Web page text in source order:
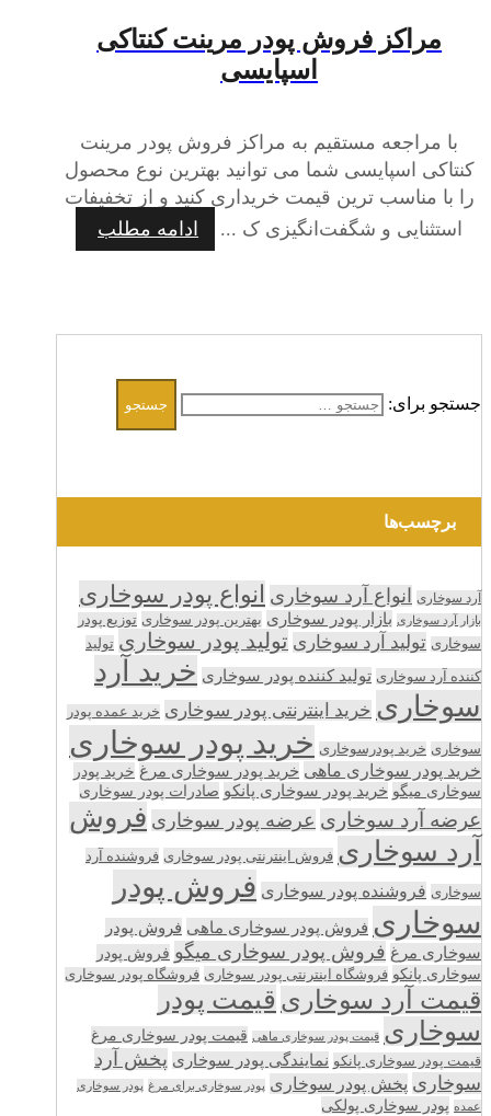
مراکز فروش پودر مرینت کنتاکی
اسپایسی
با مراجعه مستقیم به مراکز فروش پودر مرینت
کنتاکی اسپایسی شما می توانید بهترین نوع محصول
را با مناسب ترین قیمت خریداری کنید و از تخفیفات
استثنایی و شگفت‌انگیزی ک ...
ادامه مطلب
جستجو برای:
برچسب‌ها
آرد سوخاری انواع آرد سوخاری انواع پودر سوخاری
بازار آرد سوخاری بازار پودر سوخاری بهترین پودر سوخاری توزیع پودر
سوخاری تولید آرد سوخاری تولید پودر سوخاری تولید
کننده آرد سوخاری تولید کننده پودر سوخاری خرید آرد
سوخاری خرید اینترنتی پودر سوخاری خرید عمده پودر
سوخاری خرید پودرسوخاری خرید پودر سوخاری
خرید پودر سوخاری ماهی خرید پودر سوخاری مرغ خرید پودر
سوخاری میگو خرید پودر سوخاری پانکو صادرات پودر سوخاری
عرضه آرد سوخاری عرضه پودر سوخاری فروش
آرد سوخاری فروش اینترنتی پودر سوخاری فروشنده آرد
سوخاری فروشنده پودر سوخاری فروش پودر
سوخاری فروش پودر سوخاری ماهی فروش پودر
سوخاری مرغ فروش پودر سوخاری میگو فروش پودر
سوخاری پانکو فروشگاه اینترنتی پودر سوخاری فروشگاه پودر سوخاری
قیمت آرد سوخاری قیمت پودر
سوخاری قیمت پودر سوخاری ماهی قیمت پودر سوخاری مرغ
قیمت پودر سوخاری پانکو نمایندگی پودر سوخاری پخش آرد
سوخاری پخش پودر سوخاری پودر سوخاری برای مرغ پودر سوخاری
عمده پودر سوخاری پولکی